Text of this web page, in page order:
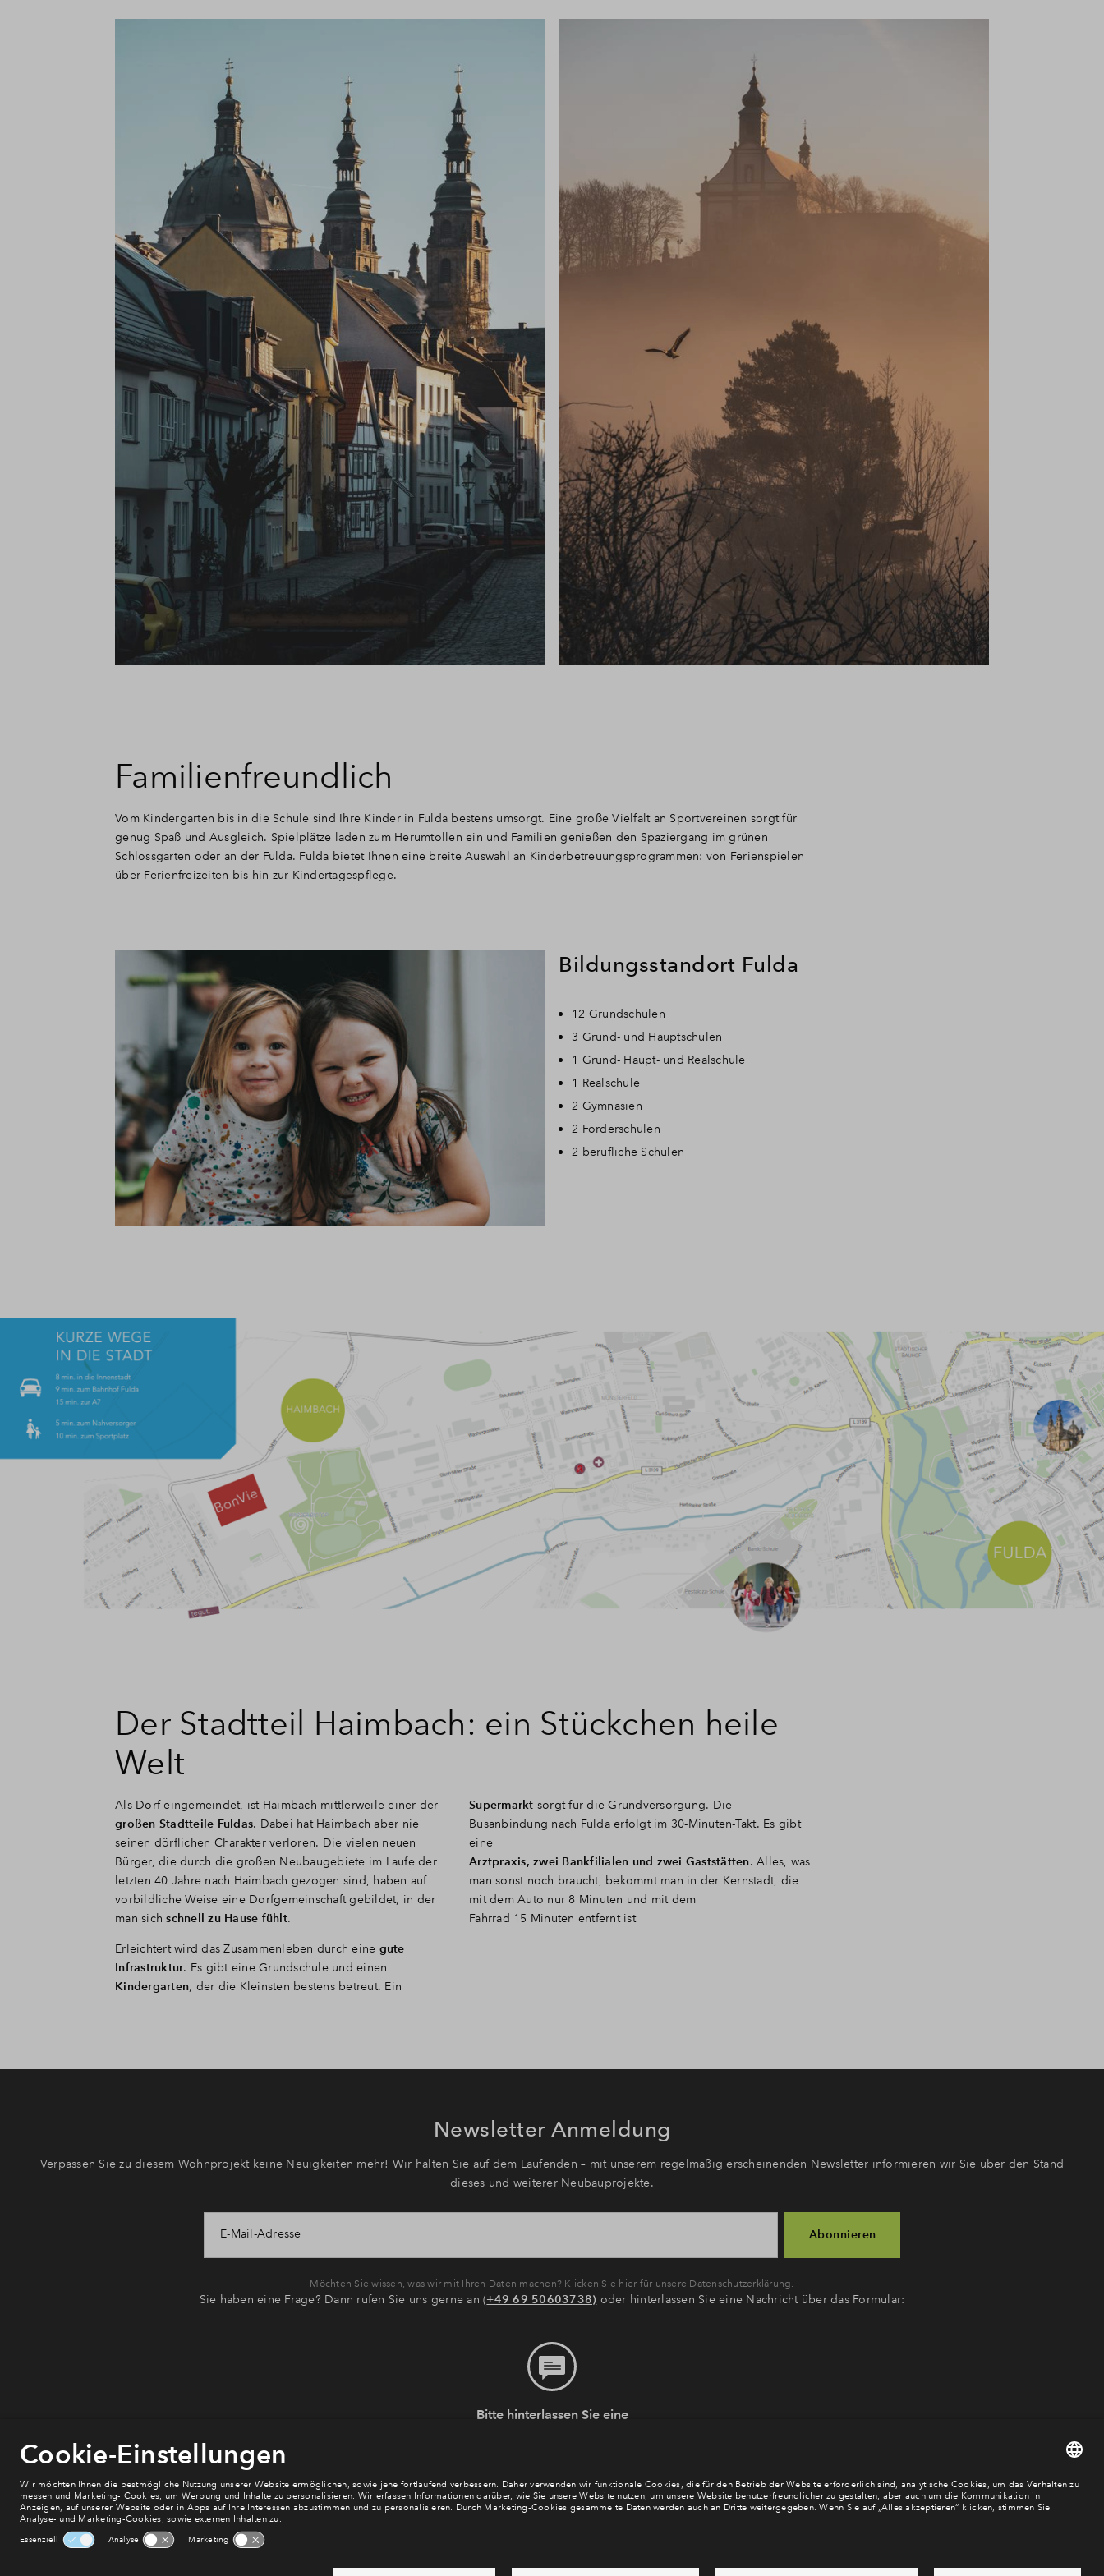
Familienfreundlich
Vom Kindergarten bis in die Schule sind Ihre Kinder in Fulda bestens umsorgt. Eine große Vielfalt an Sportvereinen sorgt für
genug Spaß und Ausgleich. Spielplätze laden zum Herumtollen ein und Familien genießen den Spaziergang im grünen
Schlossgarten oder an der Fulda. Fulda bietet Ihnen eine breite Auswahl an Kinderbetreuungsprogrammen: von Ferienspielen
über Ferienfreizeiten bis hin zur Kindertagespflege.
Bildungsstandort Fulda
12 Grundschulen
3 Grund- und Hauptschulen
1 Grund- Haupt- und Realschule
1 Realschule
2 Gymnasien
2 Förderschulen
2 berufliche Schulen
Der Stadtteil Haimbach: ein Stückchen heile
Welt
Als Dorf eingemeindet, ist Haimbach mittlerweile einer der
großen Stadtteile Fuldas. Dabei hat Haimbach aber nie
seinen dörflichen Charakter verloren. Die vielen neuen
Bürger, die durch die großen Neubaugebiete im Laufe der
letzten 40 Jahre nach Haimbach gezogen sind, haben auf
vorbildliche Weise eine Dorfgemeinschaft gebildet, in der
man sichschnell zu Hause fühlt.
Erleichtert wird das Zusammenleben durch eine gute
Infrastruktur. Es gibt eine Grundschule und einen
Kindergarten, der die Kleinsten bestens betreut. Ein
Supermarkt sorgt für die Grundversorgung. Die
Busanbindung nach Fulda erfolgt im 30-Minuten-Takt. Es gibt
eine
Arztpraxis, zwei Bankfilialen und zwei Gaststätten. Alles, was
man sonst noch braucht, bekommt man in der Kernstadt, die
mit dem Auto nur 8 Minuten und mit dem
Fahrrad 15 Minuten entfernt ist
Newsletter Anmeldung
Verpassen Sie zu diesem Wohnprojekt keine Neuigkeiten mehr! Wir halten Sie auf dem Laufenden – mit unserem regelmäßig erscheinenden Newsletter informieren wir Sie über den Stand
dieses und weiterer Neubauprojekte.
E-Mail-Adresse Abonnieren
Möchten Sie wissen, was wir mit Ihren Daten machen? Klicken Sie hier für unsere Datenschutzerklärung.
Sie haben eine Frage? Dann rufen Sie uns gerne an (+49 69 50603738) oder hinterlassen Sie eine Nachricht über das Formular:
Bitte hinterlassen Sie eine